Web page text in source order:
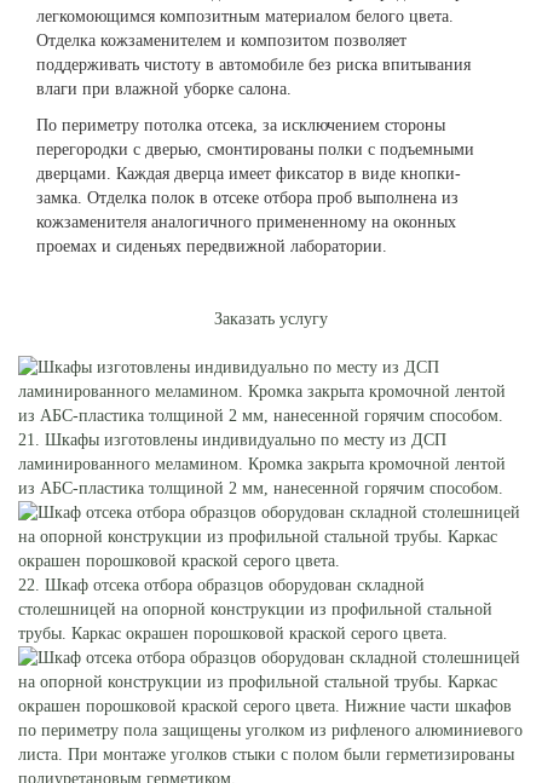
легкомоющимся композитным материалом белого цвета.
Отделка кожзаменителем и композитом позволяет
поддерживать чистоту в автомобиле без риска впитывания
влаги при влажной уборке салона.
По периметру потолка отсека, за исключением стороны
перегородки с дверью, смонтированы полки с подъемными
дверцами. Каждая дверца имеет фиксатор в виде кнопки-
замка. Отделка полок в отсеке отбора проб выполнена из
кожзаменителя аналогичного примененному на оконных
проемах и сиденьях передвижной лаборатории.
Заказать услугу
21. Шкафы изготовлены индивидуально по месту из ДСП
ламинированного меламином. Кромка закрыта кромочной лентой
из АБС-пластика толщиной 2 мм, нанесенной горячим способом.
22. Шкаф отсека отбора образцов оборудован складной
столешницей на опорной конструкции из профильной стальной
трубы. Каркас окрашен порошковой краской серого цвета.